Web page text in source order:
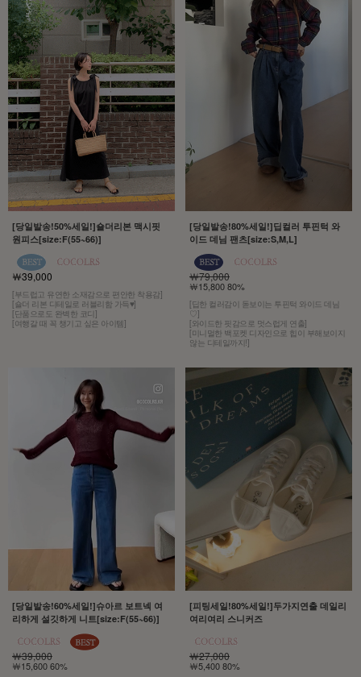
[당일발송!50%세일!]숄더리본 맥시핏
원피스[size:F(55~66)]
￦39,000
[부드럽고 유연한 소재감으로 편안한 착용감]
[숄더 리본 디테일로 러블리함 가득♥]
[단품으로도 완벽한 코디]
[여행갈 때 꼭 챙기고 싶은 아이템]
[당일발송!80%세일!]딥컬러 투핀턱 와
이드 데님 팬츠[size:S,M,L]
￦79,000
￦15,800 80%
[딥한 컬러감이 돋보이는 투핀턱 와이드 데님
♡]
[와이드한 핏감으로 멋스럽게 연출]
[미니멀한 백포켓 디자인으로 힙이 부해보이지
않는 디테일까지!]
[당일발송!60%세일!]슈아르 보트넥 여
리하게 설깃하게 니트[size:F(55~66)]
￦39,000
￦15,600 60%
[피팅세일!80%세일!]두가지연출 데일리
여리여리 스니커즈
￦27,000
￦5,400 80%